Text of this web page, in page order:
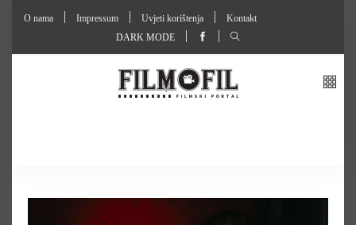
O nama Impressum Uvjeti korištenja
Kontakt
DARK MODE